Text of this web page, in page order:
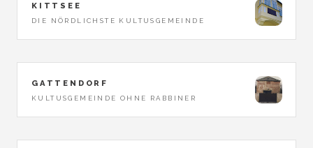
KITTSEE
DIE NÖRDLICHSTE KULTUSGEMEINDE
GATTENDORF
KULTUSGEMEINDE OHNE RABBINER